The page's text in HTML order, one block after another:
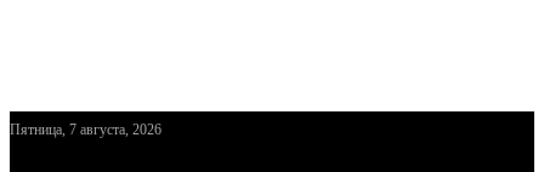
Пятница, 7 августа, 2026